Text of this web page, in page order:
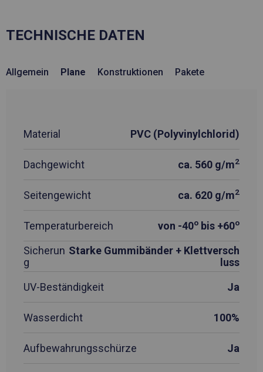
TECHNISCHE DATEN
Allgemein Plane Konstruktionen Pakete
Material PVC (Polyvinylchlorid)
Dachgewicht ca. 560 g/m2
Seitengewicht ca. 620 g/m2
Temperaturbereich von -40o bis +60o
Sicherun
g
Starke Gummibänder + Klettversch
luss
UV-Beständigkeit
Ja
Wasserdicht 100%
Aufbewahrungsschürze Ja